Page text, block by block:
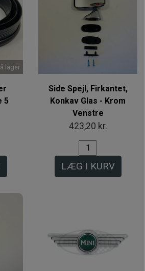
lager
5
Side Spejl, Firkantet,
Konkav Glas - Krom
Venstre
423,20 kr.
LÆG I KURV